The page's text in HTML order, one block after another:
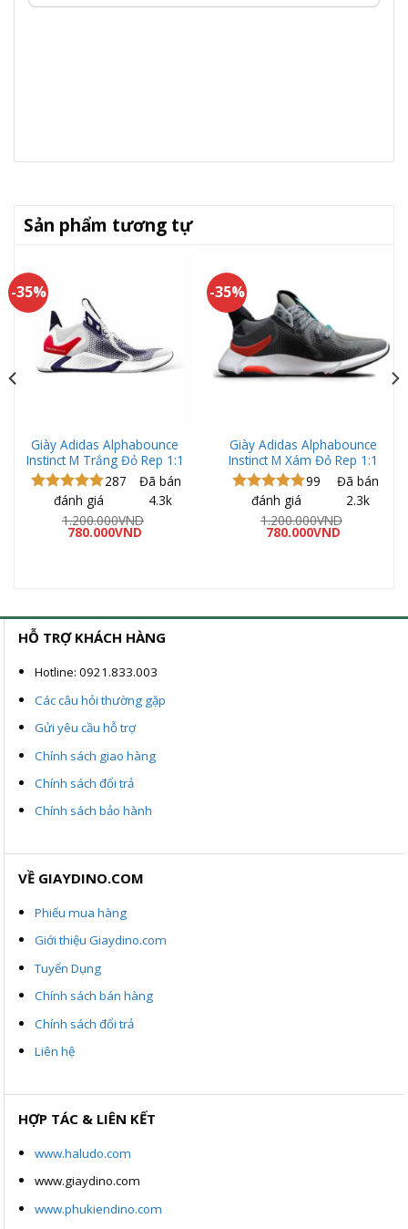
Sản phẩm tương tự
-35%
Giày Adidas Alphabounce
Instinct M Trắng Đỏ Rep 1:1
Được xếp
hạng 5.00
287
đánh giá
Đã bán
4.3k
1.200.000VND
Giá
gốc
780.000VND
-35%
Giày Adidas Alphabounce
Instinct M Xám Đỏ Rep 1:1
Được xếp
hạng 5.00
99
đánh giá
Đã bán
2.3k
1.200.000VND
Giá
gốc
780.000VND
HỖ TRỢ KHÁCH HÀNG
Hotline: 0921.833.003
Các câu hỏi thường gặp
Gửi yêu cầu hỗ trợ
Chính sách giao hàng
Chính sách đổi trả
Chính sách bảo hành
VỀ GIAYDINO.COM
Phiếu mua hàng
Giới thiệu Giaydino.com
Tuyển Dụng
Chính sách bán hàng
Chính sách đổi trả
Liên hệ
HỢP TÁC & LIÊN KẾT
www.haludo.com
www.giaydino.com
www.phukiendino.com